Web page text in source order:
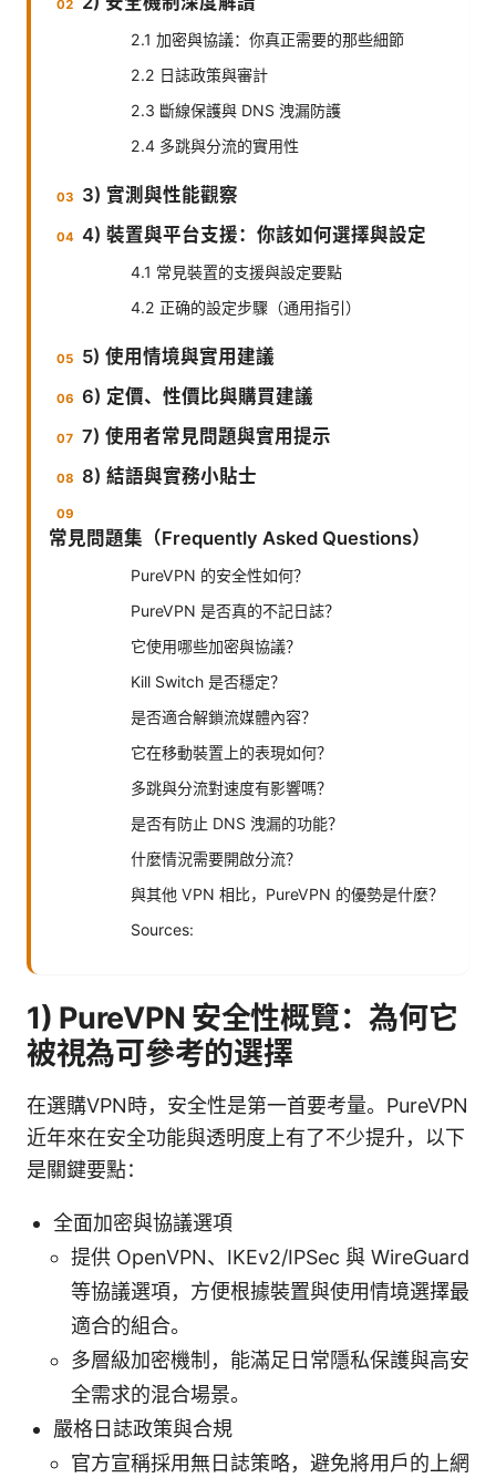
2.1 加密與協議：你真正需要的那些細節
2.2 日誌政策與審計
2.3 斷線保護與 DNS 洩漏防護
2.4 多跳與分流的實用性
3) 實測與性能觀察
4) 裝置與平台支援：你該如何選擇與設定
4.1 常見裝置的支援與設定要點
4.2 正确的設定步驟（通用指引）
5) 使用情境與實用建議
6) 定價、性價比與購買建議
7) 使用者常見問題與實用提示
8) 結語與實務小貼士
常見問題集（Frequently Asked Questions）
PureVPN 的安全性如何？
PureVPN 是否真的不記日誌？
它使用哪些加密與協議？
Kill Switch 是否穩定？
是否適合解鎖流媒體內容？
它在移動裝置上的表現如何？
多跳與分流對速度有影響嗎？
是否有防止 DNS 洩漏的功能？
什麼情況需要開啟分流？
與其他 VPN 相比，PureVPN 的優勢是什麼？
Sources:
1) PureVPN 安全性概覽：為何它
被視為可參考的選擇
在選購VPN時，安全性是第一首要考量。PureVPN
近年來在安全功能與透明度上有了不少提升，以下
是關鍵要點：
全面加密與協議選項
提供 OpenVPN、IKEv2/IPSec 與 WireGuard
等協議選項，方便根據裝置與使用情境選擇最
適合的組合。
多層級加密機制，能滿足日常隱私保護與高安
全需求的混合場景。
嚴格日誌政策與合規
官方宣稱採用無日誌策略，避免將用戶的上網